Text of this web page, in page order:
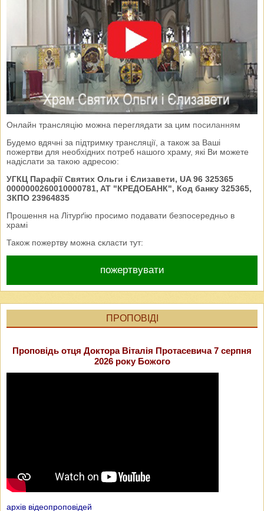
Онлайн трансляцію можна переглядати за цим посиланням
Будемо вдячні за підтримку трансляції, а також за Ваші
пожертви для необхідних потреб нашого храму, які Ви можете
надіслати за такою адресою:
УГКЦ Парафії Святих Ольги і Єлизавети, UA 96 325365
0000000260010000781, AT "КРЕДОБАНК", Код банку 325365,
ЗКПО 23964835
Прошення на Літурґію просимо подавати безпосередньо в
храмі
Також пожертву можна скласти тут:
пожертвувати
ПРОПОВІДІ
Проповідь отця Доктора Віталія Протасевича 7 серпня
2026 року Божого
архів відеопроповідей